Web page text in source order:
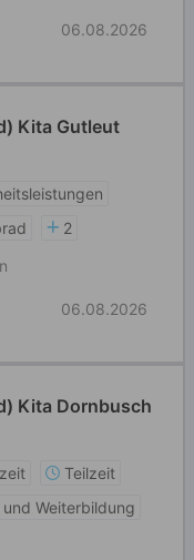
06.08.2026
Kita Gutleut
2
06.08.2026
Kita Dornbusch
Teilzeit
und Weiterbildung